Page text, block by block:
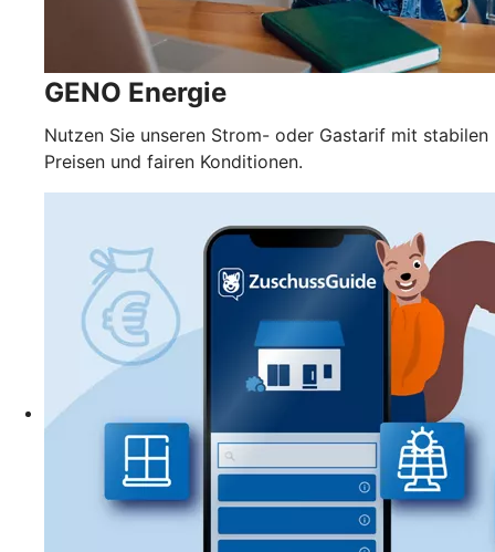
GENO Energie
Nutzen Sie unseren Strom- oder Gastarif mit stabilen
Preisen und fairen Konditionen.